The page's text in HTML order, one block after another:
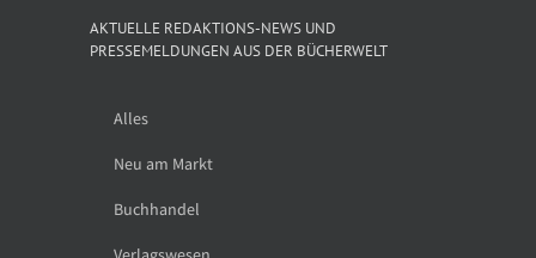
AKTUELLE REDAKTIONS-NEWS UND
PRESSEMELDUNGEN AUS DER BÜCHERWELT
Alles
Neu am Markt
Buchhandel